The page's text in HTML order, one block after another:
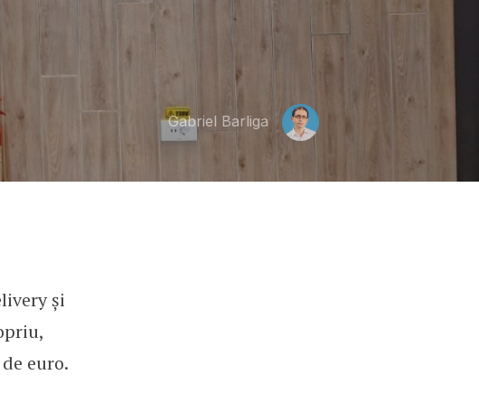
Gabriel Barliga
după o investiție de 200.000 de
și
euro.